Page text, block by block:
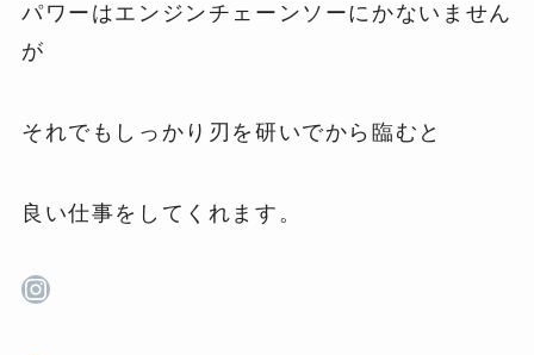
パワーはエンジンチェーンソーにかないません
が
それでもしっかり刃を研いでから臨むと
良い仕事をしてくれます。
Instagram